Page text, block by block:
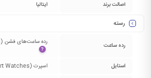
اصالت برند ایتالیا
رسته
رده ساعت رده ساعت‌های فشن (Fashion Watches)‏
?
استایل اسپرت (Sport Watches)‏